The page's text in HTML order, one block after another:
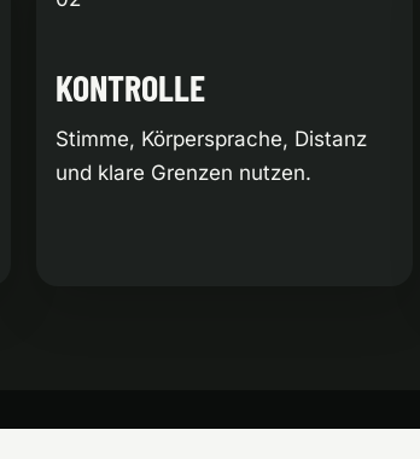
KONTROLLE
Stimme, Körpersprache, Distanz
und klare Grenzen nutzen.